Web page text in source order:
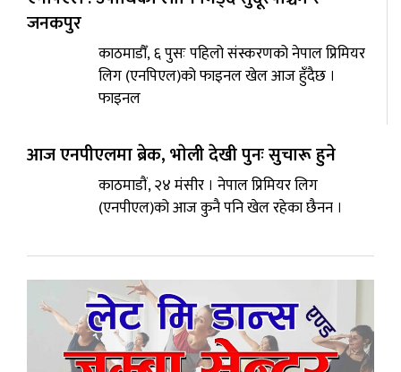
जनकपुर
काठमाडौँ, ६ पुसः पहिलो संस्करणको नेपाल प्रिमियर
लिग (एनपिएल)को फाइनल खेल आज हुँदैछ ।
फाइनल
आज एनपीएलमा ब्रेक, भाेली देखी पुनः सुचारू हुने
काठमाडौं, २४ मंसीर । नेपाल प्रिमियर लिग
(एनपीएल)को आज कुनै पनि खेल रहेका छैनन ।